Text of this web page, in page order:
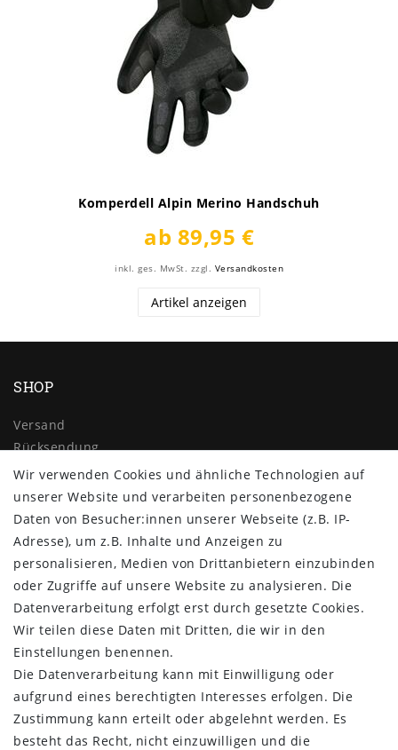
Komperdell Alpin Merino Handschuh
ab 89,95 €
inkl. ges. MwSt. zzgl. Versandkosten
Artikel anzeigen
SHOP
Versand
Rücksendung
Widerrufs­recht
Impressum
Daten­schutz­erklärung
AGB
Kontakt
ZAHLUNG & VERSAND
Wir verwenden Cookies und ähnliche Technologien auf
unserer Website und verarbeiten personenbezogene
Daten von Besucher:innen unserer Webseite (z.B. IP-
Adresse), um z.B. Inhalte und Anzeigen zu
personalisieren, Medien von Drittanbietern einzubinden
oder Zugriffe auf unsere Website zu analysieren. Die
Datenverarbeitung erfolgt erst durch gesetzte Cookies.
Wir teilen diese Daten mit Dritten, die wir in den
Einstellungen benennen.
Die Datenverarbeitung kann mit Einwilligung oder
aufgrund eines berechtigten Interesses erfolgen. Die
Zustimmung kann erteilt oder abgelehnt werden. Es
besteht das Recht, nicht einzuwilligen und die